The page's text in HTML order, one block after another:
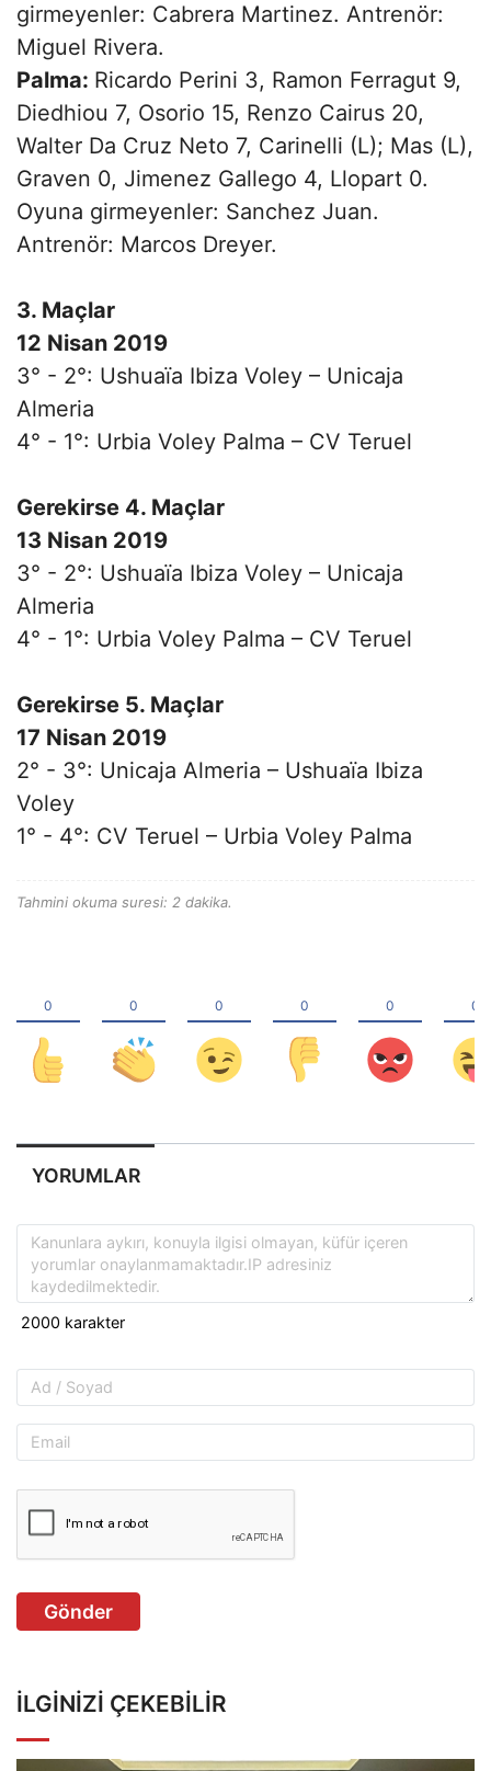
girmeyenler: Cabrera Martinez. Antrenör:
Miguel Rivera.
Palma: Ricardo Perini 3, Ramon Ferragut 9,
Diedhiou 7, Osorio 15, Renzo Cairus 20,
Walter Da Cruz Neto 7, Carinelli (L); Mas (L),
Graven 0, Jimenez Gallego 4, Llopart 0.
Oyuna girmeyenler: Sanchez Juan.
Antrenör: Marcos Dreyer.
3. Maçlar
12 Nisan 2019
3° - 2°: Ushuaïa Ibiza Voley – Unicaja
Almeria
4° - 1°: Urbia Voley Palma – CV Teruel
Gerekirse 4. Maçlar
13 Nisan 2019
3° - 2°: Ushuaïa Ibiza Voley – Unicaja
Almeria
4° - 1°: Urbia Voley Palma – CV Teruel
Gerekirse 5. Maçlar
17 Nisan 2019
2° - 3°: Unicaja Almeria – Ushuaïa Ibiza
Voley
1° - 4°: CV Teruel – Urbia Voley Palma
Tahmini okuma suresi: 2 dakika.
YORUMLAR
Gönder
İLGINIZI ÇEKEBILIR